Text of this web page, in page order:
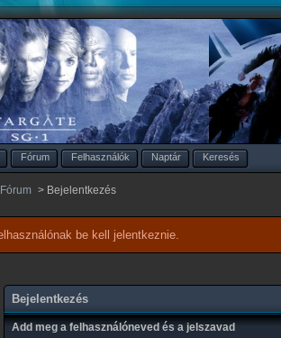
Fórum Felhasználók Naptár Keresés
> Bejelentkezés
be kell jelentkeznie.
Bejelentkezés
Add meg a felhasználóneved és a jelszavad